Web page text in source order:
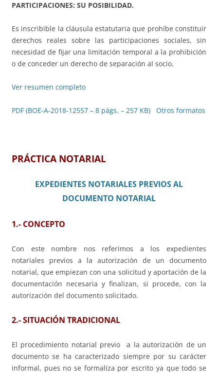
PARTICIPACIONES: SU POSIBILIDAD.
Es inscribible la cláusula estatutaria que prohíbe constituir
derechos reales sobre las participaciones sociales, sin
necesidad de fijar una limitación temporal a la prohibición
o de conceder un derecho de separación al socio.
Ver resumen completo
PDF (BOE-A-2018-12557 – 8 págs. – 257 KB) Otros formatos
PRÁCTICA NOTARIAL
EXPEDIENTES NOTARIALES PREVIOS AL
DOCUMENTO NOTARIAL
1.- CONCEPTO
Con este nombre nos referimos a los expedientes
notariales previos a la autorización de un documento
notarial, que empiezan con una solicitud y aportación de la
documentación necesaria y finalizan, si procede, con la
autorización del documento solicitado.
2.- SITUACIÓN TRADICIONAL
El procedimiento notarial previo a la autorización de un
documento se ha caracterizado siempre por su carácter
informal, pues no se formaliza por escrito ya que todo se